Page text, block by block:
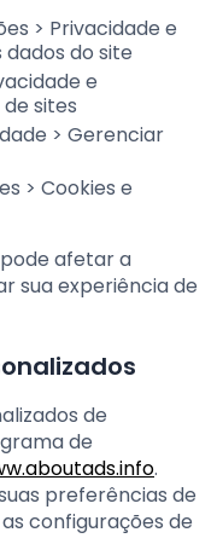
> Privacidade e
do site
e
sites
> Gerenciar
> Cookies e
afetar a
sua experiência de
de
de
.
preferências de
configurações de